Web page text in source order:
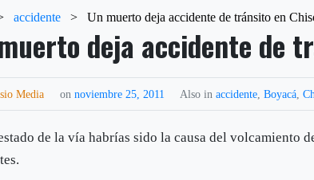
accidente > Un muerto deja accidente de tránsito en
deja accidente de
Media onnoviembre 25, 2011 Also inaccidente ,Boyacá ,
de la vía habrías sido la causa del volcamiento